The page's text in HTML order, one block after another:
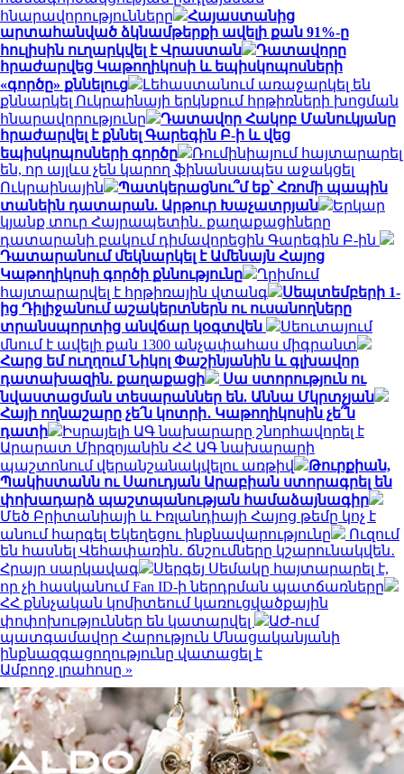
հնարավորությունները
Հայաստանից
արտահանված ձկնամթերքի ավելի քան 91%-ը
հուլիսին ուղարկվել է Վրաստան
Դատավորը
հրաժարվեց Կաթողիկոսի և եպիսկոպոսների
«գործը» քննելուց
Լեհաստանում առաջարկել են
քննարկել Ուկրաինայի երկնքում հրթիռների խոցման
հնարավորությունը
Դատավոր Հակոբ Մանուկյանը
հրաժարվել է քննել Գարեգին Բ-ի և վեց
եպիսկոպոսների գործը
Ռումինիայում հայտարարել
են, որ այլևս չեն կարող ֆինանսապես աջակցել
Ուկրաինային
Պատկերացնու՞մ եք՝ Հռոմի պապին
տանեին դատարան. Արթուր Խաչատրյան
Երկար
կյանք տուր Հայրապետին․ քաղաքացիները
դատարանի բակում դիմավորեցին Գարեգին Բ-ին
Դատարանում մեկնարկել է Ամենայն Հայոց
Կաթողիկոսի գործի քննությունը
Ղրիմում
հայտարարվել է հրթիռային վտանգ
Սեպտեմբերի 1-
ից Դիլիջանում աշակերտներն ու ուսանողները
տրանսպորտից անվճար կօգտվեն
Սեուտայում
մնում է ավելի քան 1300 անչափահաս միգրանտ
Հարց եմ ուղղում Նիկոլ Փաշինյանին և գլխավոր
դատախազին. քաղաքացի
Սա ստորություն ու
նվաստացման տեսարաններ են. Աննա Մկրտչյան
Հայի ողնաշարը չե՛ն կոտրի․ Կաթողիկոսին չե՞ն
դատի
Իսրայելի ԱԳ նախարարը շնորհավորել է
Արարատ Միրզոյանին ՀՀ ԱԳ նախարարի
պաշտոնում վերանշանակվելու առթիվ
Թուրքիան,
Պակիստանն ու Սաուդյան Արաբիան ստորագրել են
փոխադարձ պաշտպանության համաձայնագիր
Մեծ Բրիտանիայի և Իռլանդիայի Հայոց թեմը կոչ է
անում հարգել Եկեղեցու ինքնավարությունը
Ուզում
են հասնել Վեհափառին․ ճնշումները կշարունակվեն․
Հրայր սարկավագ
Սերգեյ Սեմակը հայտարարել է,
որ չի հասկանում Fan ID-ի ներդրման պատճառները
ՀՀ քննչական կոմիտեում կառուցվածքային
փոփոխություններ են կատարվել
ԱԺ-ում
պատգամավոր Հարություն Մնացականյանի
ինքնազգացողությունը վատացել է
Ամբողջ լրահոսը »